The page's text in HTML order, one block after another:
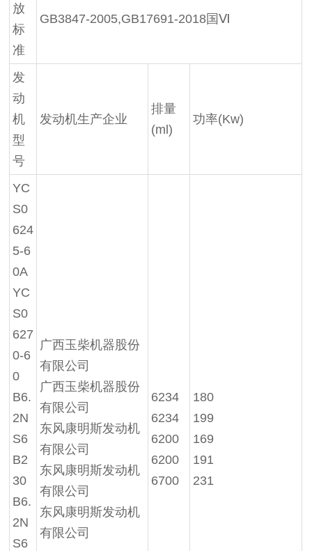
放
标
准
GB3847-2005,GB17691-2018国Ⅵ
发
动
机
型
号
发动机生产企业
排量
(ml)
功率(Kw)
YC
S0
624
5-6
0A
YC
S0
627
0-6
0
B6.
2N
S6
B2
30
B6.
2N
S6
广西玉柴机器股份
有限公司
广西玉柴机器股份
有限公司
东风康明斯发动机
有限公司
东风康明斯发动机
有限公司
东风康明斯发动机
有限公司
6234
6234
6200
6200
6700
180
199
169
191
231